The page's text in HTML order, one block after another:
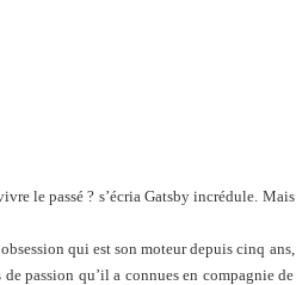
le passé ? s’écria Gatsby incrédule. Mais
qui est son moteur depuis cinq ans,
de passion qu’il a connues en compagnie de